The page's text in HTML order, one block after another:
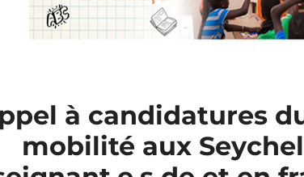
à candidatures
mobilité aux